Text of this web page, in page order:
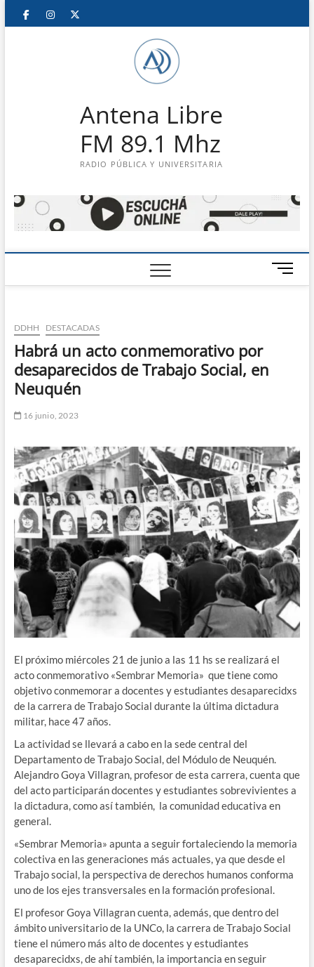
Saltar
FacebookInstagram
Antena Libre
FM 89.1 Mhz
RADIO PÚBLICA Y UNIVERSITARIA
B
o
DDHH DESTACADAS
Habrá un acto conmemorativo por
desaparecidos de Trabajo Social, en
Neuquén
16 junio, 2023
El próximo miércoles 21 de junio a las 11 hs se realizará el
acto conmemorativo «Sembrar Memoria» que tiene como
objetivo conmemorar a docentes y estudiantes desaparecidxs
de la carrera de Trabajo Social durante la última dictadura
militar, hace 47 años.
La actividad se llevará a cabo en la sede central del
Departamento de Trabajo Social, del Módulo de Neuquén.
Alejandro Goya Villagran, profesor de esta carrera, cuenta que
del acto participarán docentes y estudiantes sobrevivientes a
la dictadura, como así también, la comunidad educativa en
general.
«Sembrar Memoria» apunta a seguir fortaleciendo la memoria
colectiva en las generaciones más actuales, ya que desde el
Trabajo social, la perspectiva de derechos humanos conforma
uno de los ejes transversales en la formación profesional.
El profesor Goya Villagran cuenta, además, que dentro del
ámbito universitario de la UNCo, la carrera de Trabajo Social
tiene el número más alto de docentes y estudiantes
desaparecidxs, de ahí también, la importancia en seguir